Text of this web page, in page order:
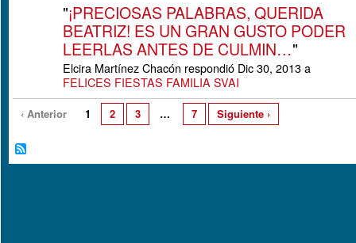
"¡PRECIOSAS PALABRAS, QUERIDA
BEATRIZ! ES UN GRAN GUSTO PODER
LEERLAS ANTES DE CULMIN…"
Elcira Martínez Chacón respondió Dic 30, 2013 a
FELICES FIESTAS FAMILIA SVAI
‹ Anterior 1 2 3 … 7 Siguiente ›